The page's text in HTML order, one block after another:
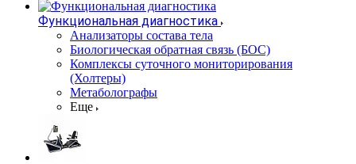
Функциональная диагностика
Анализаторы состава тела
Биологическая обратная связь (БОС)
Комплексы суточного мониторирования
(Холтеры)
Метаболографы
Еще